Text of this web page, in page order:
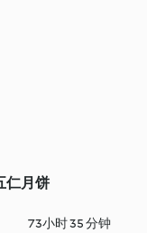
仁月饼
73小时 35 分钟